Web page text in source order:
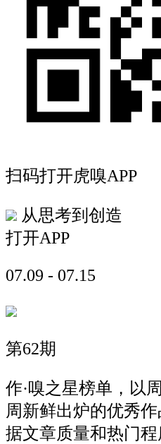
扫码打开虎嗅APP
从思考到创造
打开APP
07.09 - 07.15
第62期
作·嗅之星榜单，以
周新鲜出炉的优秀
据文章质量和热门